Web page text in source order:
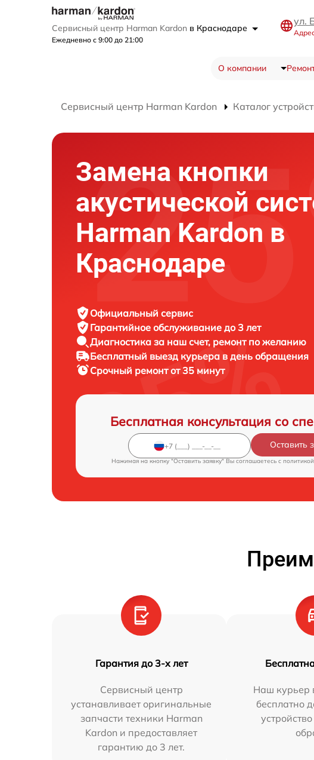
Сервисный центр Harman Kardon в Краснодаре
Ежедневно с 9:00 до 21:00
ул.
О компании
Сервисный центр Harman Kardon Каталог
Замена кнопки
акустической
Harman Kardon в
Краснодаре
Официальный сервис
Гарантийное обслуживание до 3 лет
Диагностика за наш счет, ремонт по желанию
Бесплатный выезд курьера в день обращения
Срочный ремонтот 35 минут
Бесплатная консультация со
Оставить
Нажимая на кнопку "Оставить заявку" Вы соглашаетесь c
Гарантия до 3-х лет
Сервисный центр
устанавливает оригинальные
запчасти техники Harman
Kardon и предоставляет
гарантию до 3 лет.
Наш курьер
бесплатно